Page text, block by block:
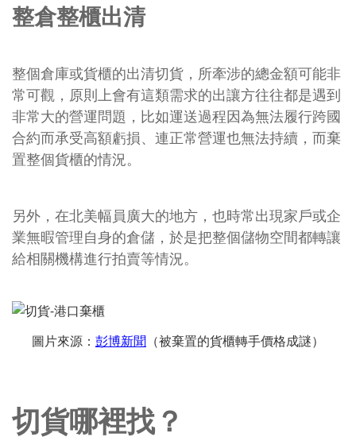
整倉整櫃出清
整個倉庫或貨櫃的出清切貨，所牽涉的總金額可能非
常可觀，原則上會有這類需求的出讓方往往都是遇到
非常大的營運問題，比如運送過程因為無法履行跨國
合約而承受高額虧損、連正常營運也無法持續，而棄
置整個貨櫃的情況。
另外，在北美幅員廣大的地方，也時常出現家戶或企
業無暇管理自身的倉儲，於是把整個儲物空間都轉讓
給相關機構進行拍賣等情況。
圖片來源： 彭博新聞 （被棄置的貨櫃轉手價格成謎）
切貨哪裡找？